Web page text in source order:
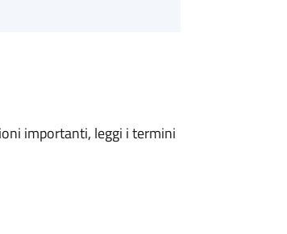
importanti, leggi i termini